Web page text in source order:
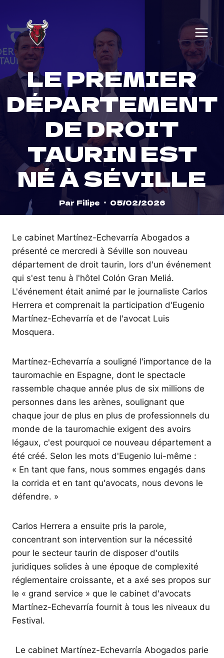
content
LE PREMIER
DÉPARTEMENT
DE DROIT
TAURIN EST
NÉ À SÉVILLE
Par Filipe 05/02/2026
Le cabinet Martínez-Echevarría Abogados a
présenté ce mercredi à Séville son nouveau
département de droit taurin, lors d'un événement
qui s'est tenu à l'hôtel Colón Gran Meliá.
L'événement était animé par le journaliste Carlos
Herrera et comprenait la participation d'Eugenio
Martínez-Echevarría et de l'avocat Luis
Mosquera.
Martínez-Echevarría a souligné l'importance de la
tauromachie en Espagne, dont le spectacle
rassemble chaque année plus de six millions de
personnes dans les arènes, soulignant que
chaque jour de plus en plus de professionnels du
monde de la tauromachie exigent des avoirs
légaux, c'est pourquoi ce nouveau département a
été créé. Selon les mots d'Eugenio lui-même :
« En tant que fans, nous sommes engagés dans
la corrida et en tant qu'avocats, nous devons le
défendre. »
Carlos Herrera a ensuite pris la parole,
concentrant son intervention sur la nécessité
pour le secteur taurin de disposer d'outils
juridiques solides à une époque de complexité
réglementaire croissante, et a axé ses propos sur
le « grand service » que le cabinet d'avocats
Martínez-Echevarría fournit à tous les niveaux du
Festival.
Le cabinet Martínez-Echevarría Abogados parie